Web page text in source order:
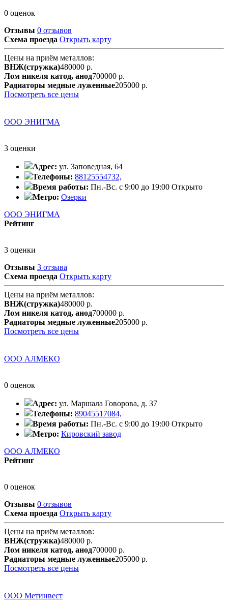
0 оценок
Отзывы 0 отзывов
Схема проезда Открыть карту
Цены на приём металлов:
ВНЖ(стружка)480000 р.
Лом никеля катод, анод700000 р.
Радиаторы медные луженные205000 р.
Посмотреть все цены
ООО ЭНИГМА
3 оценки
Адрес: ул. Заповедная, 64
Телефоны: 88125554732,
Время работы: Пн.-Вс. с 9:00 до 19:00 Открыто
Метро: Озерки
ООО ЭНИГМА
Рейтинг
3 оценки
Отзывы 3 отзыва
Схема проезда Открыть карту
Цены на приём металлов:
ВНЖ(стружка)480000 р.
Лом никеля катод, анод700000 р.
Радиаторы медные луженные205000 р.
Посмотреть все цены
ООО АЛМЕКО
0 оценок
Адрес: ул. Маршала Говорова, д. 37
Телефоны: 89045517084,
Время работы: Пн.-Вс. с 9:00 до 19:00 Открыто
Метро: Кировский завод
ООО АЛМЕКО
Рейтинг
0 оценок
Отзывы 0 отзывов
Схема проезда Открыть карту
Цены на приём металлов:
ВНЖ(стружка)480000 р.
Лом никеля катод, анод700000 р.
Радиаторы медные луженные205000 р.
Посмотреть все цены
ООО Метинвест